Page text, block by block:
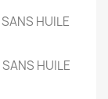
HUILE
HUILE